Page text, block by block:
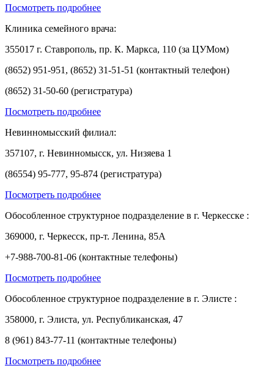
Посмотреть подробнее
Клиника семейного врача:
355017 г. Ставрополь, пр. К. Маркса, 110 (за ЦУМом)
(8652) 951-951, (8652) 31-51-51 (контактный телефон)
(8652) 31-50-60 (регистратура)
Посмотреть подробнее
Невинномысский филиал:
357107, г. Невинномысск, ул. Низяева 1
(86554) 95-777, 95-874 (регистратура)
Посмотреть подробнее
Обособленное структурное подразделение в г. Черкесске :
369000, г. Черкесск, пр-т. Ленина, 85А
+7-988-700-81-06 (контактные телефоны)
Посмотреть подробнее
Обособленное структурное подразделение в г. Элисте :
358000, г. Элиста, ул. Республиканская, 47
8 (961) 843-77-11 (контактные телефоны)
Посмотреть подробнее